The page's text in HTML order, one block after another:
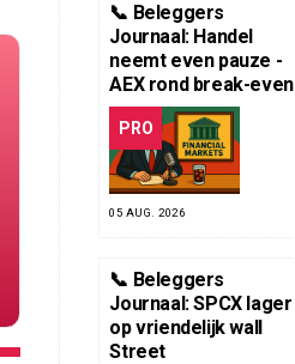
📞 Beleggers
Journaal: Handel
neemt even pauze -
AEX rond break-even
PRO
05 AUG. 2026
📞 Beleggers
Journaal: SPCX lager
op vriendelijk wall
Street